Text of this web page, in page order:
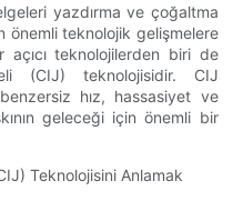
yazdırma ve çoğaltma
önemli teknolojik gelişmelere
açıcı teknolojilerden biri de
(CIJ) teknolojisidir. CIJ
hız, hassasiyet ve
geleceği için önemli bir
Teknolojisini Anlamak